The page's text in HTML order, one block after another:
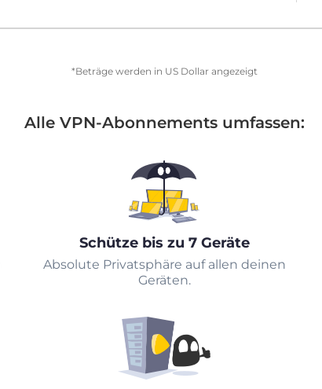
*Beträge werden in US Dollar angezeigt
Alle VPN-Abonnements umfassen:
Schütze bis zu 7 Geräte
Absolute Privatsphäre auf allen deinen
Geräten.